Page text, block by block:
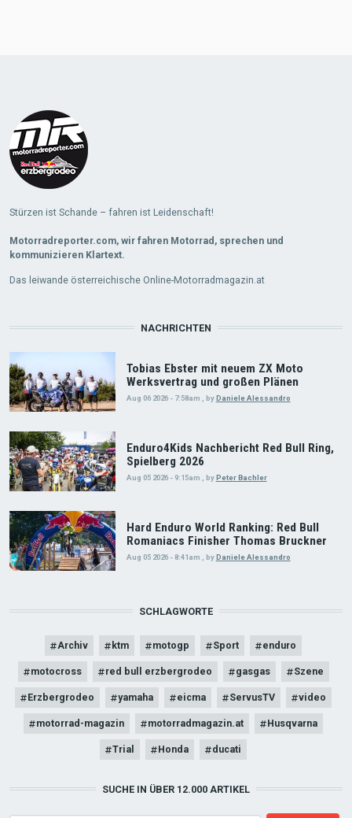
Stürzen ist Schande – fahren ist Leidenschaft!
Motorradreporter.com, wir fahren Motorrad, sprechen und
kommunizieren Klartext.
Das leiwande österreichische Online-Motorradmagazin.at
NACHRICHTEN
Tobias Ebster mit neuem ZX Moto
Werksvertrag und großen Plänen
Aug 06 2026 - 7:58am , byDaniele Alessandro
Enduro4Kids Nachbericht Red Bull Ring,
Spielberg 2026
Aug 05 2026 - 9:15am byPeter Bachler
Hard Enduro World Ranking: Red Bull
Romaniacs Finisher Thomas Bruckner
Aug 05 2026 - 8:41am byDaniele Alessandro
SCHLAGWORTE
Archiv ktm motogp Sport enduro
motocross red bull erzbergrodeo gasgas Szene
Erzbergrodeo yamaha eicma ServusTV video
motorrad-magazin motorradmagazin.at Husqvarna
Trial Honda ducati
SUCHE IN ÜBER 12.000 ARTIKEL